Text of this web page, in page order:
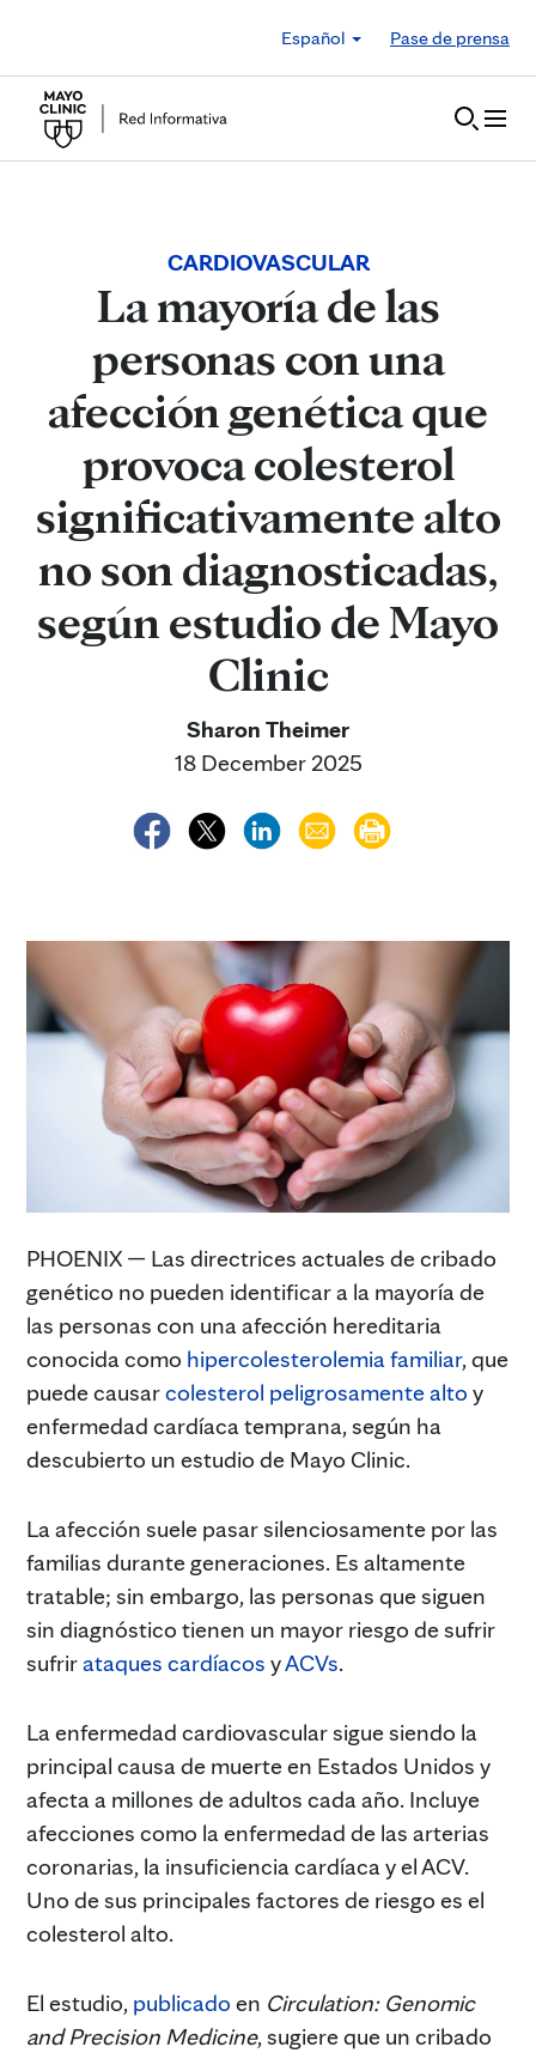
Español
Pase de prensa
CARDIOVASCULAR
La mayoría de las
personas con una
afección genética que
provoca colesterol
significativamente alto
no son diagnosticadas,
según estudio de Mayo
Clinic
Sharon Theimer
18 December 2025
PHOENIX — Las directrices actuales de cribado
genético no pueden identificar a la mayoría de
las personas con una afección hereditaria
conocida como hipercolesterolemia familiar, que
puede causarcolesterol peligrosamente alto y
enfermedad cardíaca temprana, según ha
descubierto un estudio de Mayo Clinic.
La afección suele pasar silenciosamente por las
familias durante generaciones. Es altamente
tratable; sin embargo, las personas que siguen
sin diagnóstico tienen un mayor riesgo de sufrir
sufrirataques cardíacos yACVs.
La enfermedad cardiovascular sigue siendo la
principal causa de muerte en Estados Unidos y
afecta a millones de adultos cada año. Incluye
afecciones como la enfermedad de las arterias
coronarias, la insuficiencia cardíaca y el ACV.
Uno de sus principales factores de riesgo es el
colesterol alto.
El estudio, publicado en Circulation: Genomic
and Precision Medicine, sugiere que un cribado